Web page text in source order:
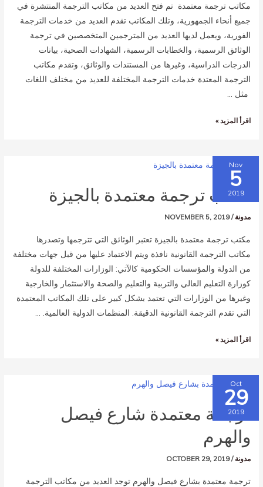
مكاتب ترجمة معتمدة تم فتح العديد من مكاتب الترجمة المنتشرة في
جميع أنحاء الجمهورية، وتلك المكاتب تقدم العديد من خدمات الترجمة
الفورية، ويعمل لديها العديد من المترجمين المتخصصين في ترجمة
الوثائق الرسمية، والخطابات الرسمية، الشهادات الصحية، بيانات
الدرجات الدراسية، وغيرها من المستندات والوثائق، وتقدم مكاتب
الترجمة المعتدة خدمات الترجمة المختلفة للعديد من مختلف اللغات
مثل …
اقرأ المزيد »
Nov
5
2019
مكتب ترجمة معتمدة بالجيزة
مدونة /
NOVEMBER 5, 2019
مكتب ترجمة معتمدة بالجيزة تعتبر الوثائق التي تترجمها وتصدرها
مكاتب الترجمة القانونية نافذة ويتم الاعتماد عليها من قبل جهات مختلفة
من الدولة والمؤسسات الحكومية كالآتي: الوزارات المختلفة للدولة
كوزارة التعليم العالي والتربية والتعليم والصحة والاستثمار والخارجية
وغيرها من الوزارات التي تعتمد بشكل كبير على تلك المكاتب المعتمدة
التي تقدم الترجمة القانونية الدقيقة. المنظمات الدولية العالمية. …
اقرأ المزيد »
Oct
29
2019
ترجمة معتمدة شارع فيصل
والهرم
مدونة /
OCTOBER 29, 2019
ترجمة معتمدة بشارع فيصل والهرم توجد العديد من مكاتب الترجمة